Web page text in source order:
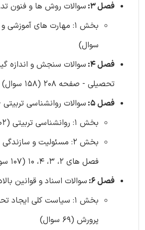
فصل 3:
سوالات روش ها و فنون
سوال)
فصل 4:
سوالات سنجش و اندازه
تحصیلی - صفحه 208 (158 سوال)
فصل 5:
سوالات روانشناسی تربیتی -
بخش 1: روانشناسی تربیتی (102 سوال)
بخش 2: مسئولیت و
فصل های 2، 3، 4، 10 (107 سوال)
فصل 6:
سوالات اسناد و قوانین
بخش 1: سیاست کلی
پرورش (69 سوال)